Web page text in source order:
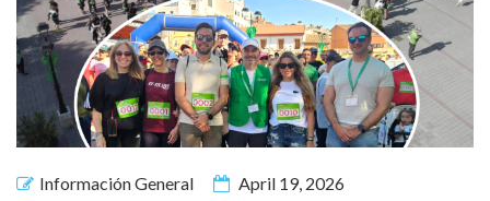
Información General April 19, 2026